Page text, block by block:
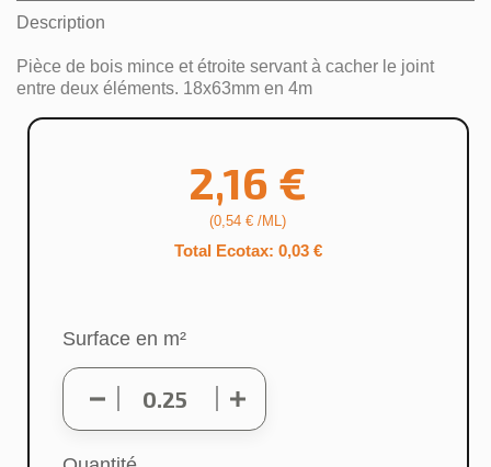
Description
Pièce de bois mince et étroite servant à cacher le joint
entre deux éléments. 18x63mm en 4m
2,16 €
(0,54 € /ML)
Total Ecotax: 0,03 €
Surface en m²